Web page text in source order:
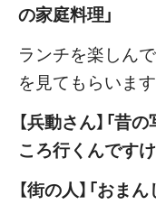
の家庭料理」
ランチを楽しん
を見てもらいます
【兵動さん】「昔
ころ行くんですけ
【街の人】「おま